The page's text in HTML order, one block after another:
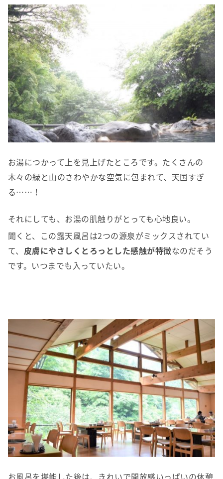
お湯につかって上を見上げたところです。たくさんの
木々の緑と山のさわやかな空気に包まれて、天国すぎ
る……！
それにしても、お湯の肌触りがとっても心地良い。
聞くと、この露天風呂は2つの源泉がミックスされてい
て、 皮膚にやさしくとろっとした感触が特徴なのだそう
です。いつまでも入っていたい。
お風呂を堪能した後は、きれいで開放感いっぱいの休憩